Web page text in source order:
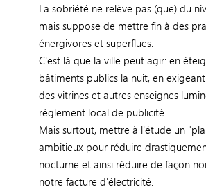
La sobriété ne relève pas (que) du
mais suppose de mettre fin à des
énergivores et superflues.
C'est là que la ville peut agir: en
bâtiments publics la nuit, en
des vitrines et autres enseignes
règlement local de publicité.
Mais surtout, mettre à l'étude un
ambitieux pour réduire
nocturne et ainsi réduire de façon
notre facture d'électricité.